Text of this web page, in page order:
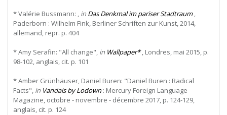
* Valérie Bussmann: , in Das Denkmal im pariser Stadtraum,
Paderborn : Wilhelm Fink, Berliner Schriften zur Kunst, 2014,
allemand, repr. p. 404
* Amy Serafin: "All change", in Wallpaper*, Londres, mai 2015, p.
98-102, anglais, cit. p. 101
* Amber Grünhäuser, Daniel Buren: "Daniel Buren : Radical
Facts", in Vandais by Lodown: Mercury Foreign Language
Magazine, octobre - novembre - décembre 2017, p. 124-129,
anglais, cit. p. 124